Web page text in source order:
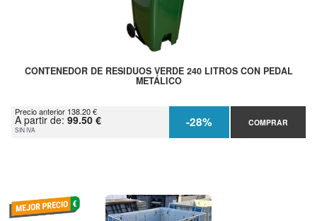
CONTENEDOR DE RESIDUOS VERDE 240 LITROS CON PEDAL
METÁLICO
Precio anterior 138.20 €
A partir de: 99.50 €
SIN IVA -28% COMPRAR